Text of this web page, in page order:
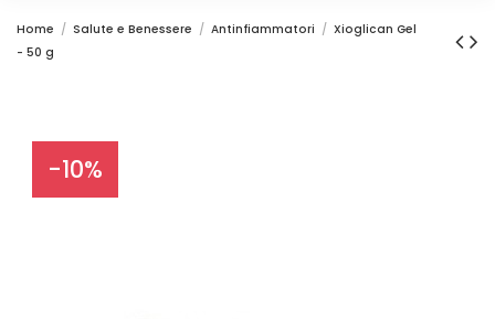
Home Salute e Benessere Antinfiammatori
Xioglican Gel
- 50 g
-10%